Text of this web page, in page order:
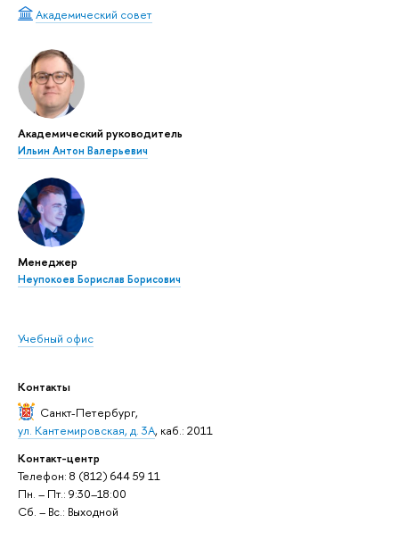
Академический совет
Академический руководитель
Ильин Антон Валерьевич
Менеджер
Неупокоев Борислав Борисович
Учебный офис
Контакты
Санкт-Петербург,
ул. Кантемировская, д. 3А, каб.: 2011
Контакт-центр
Телефон: 8 (812) 644 59 11
Пн. – Пт.: 9:30–18:00
Сб. – Вс.: Выходной